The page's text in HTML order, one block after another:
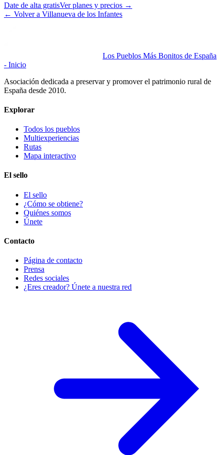
Date de alta gratisVer planes y precios →
← Volver a Villanueva de los Infantes
Los Pueblos Más Bonitos de España
- Inicio
Asociación dedicada a preservar y promover el patrimonio rural de
España desde 2010.
Explorar
Todos los pueblos
Multiexperiencias
Rutas
Mapa interactivo
El sello
El sello
¿Cómo se obtiene?
Quiénes somos
Únete
Contacto
Página de contacto
Prensa
Redes sociales
¿Eres creador? Únete a nuestra red